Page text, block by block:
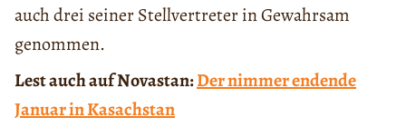
auch drei seiner Stellvertreter in Gewahrsam
genommen.
Lest auch auf Novastan:Der nimmer endende
Januar in Kasachstan